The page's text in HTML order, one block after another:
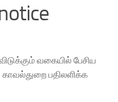
வகையில் பேசிய
காவல்துறை பதிலளிக்க